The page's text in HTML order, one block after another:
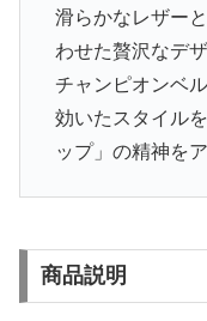
滑らかなレザー
わせた贅沢なデザ
チャンピオンベ
効いたスタイル
ップ」の精神を
商品説明